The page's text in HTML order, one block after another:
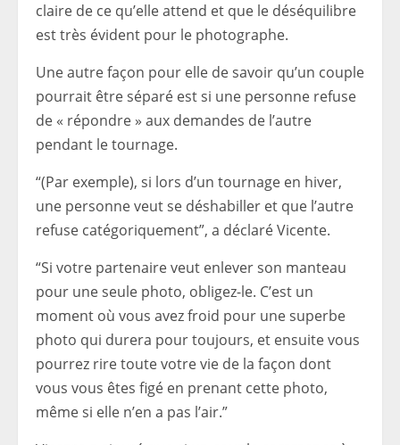
claire de ce qu’elle attend et que le déséquilibre
est très évident pour le photographe.
Une autre façon pour elle de savoir qu’un couple
pourrait être séparé est si une personne refuse
de « répondre » aux demandes de l’autre
pendant le tournage.
“(Par exemple), si lors d’un tournage en hiver,
une personne veut se déshabiller et que l’autre
refuse catégoriquement”, a déclaré Vicente.
“Si votre partenaire veut enlever son manteau
pour une seule photo, obligez-le. C’est un
moment où vous avez froid pour une superbe
photo qui durera pour toujours, et ensuite vous
pourrez rire toute votre vie de la façon dont
vous vous êtes figé en prenant cette photo,
même si elle n’en a pas l’air.”